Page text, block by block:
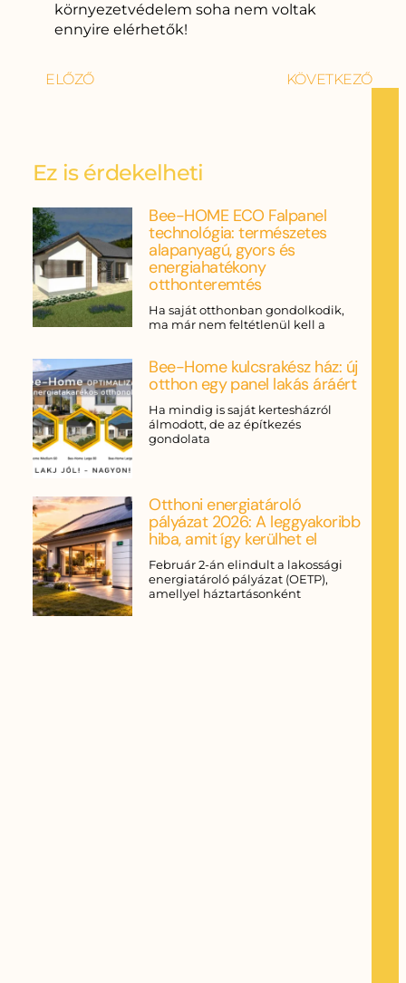
környezetvédelem soha nem voltak
ennyire elérhetők!
ELŐZŐ KÖVETKEZŐ
Ez is érdekelheti
Bee-HOME ECO Falpanel
technológia: természetes
alapanyagú, gyors és
energiahatékony
otthonteremtés
Ha saját otthonban gondolkodik,
ma már nem feltétlenül kell a
Bee-Home kulcsrakész ház: új
otthon egy panel lakás áráért
Ha mindig is saját kertesházról
álmodott, de az építkezés
gondolata
Otthoni energiatároló
pályázat 2026: A leggyakoribb
hiba, amit így kerülhet el
Február 2-án elindult a lakossági
energiatároló pályázat (OETP),
amellyel háztartásonként